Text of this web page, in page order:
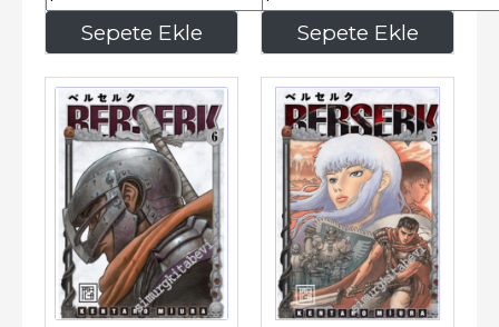
Sepete Ekle
195,00 Sepete Ekle
195,00